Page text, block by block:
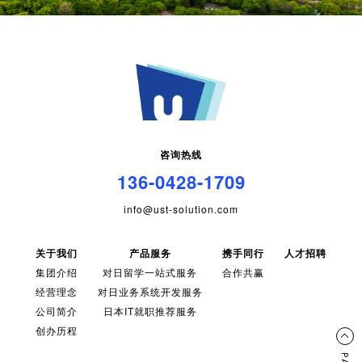
咨询热线
136-0428-1709
info@ust-solution.com
关于我们
集团介绍
经营理念
公司简介
创办历程
产品服务
对日留学一站式服务
对日业务系统开发服务
日本IT就职推荐服务
携手同行
合作共赢
人才招聘